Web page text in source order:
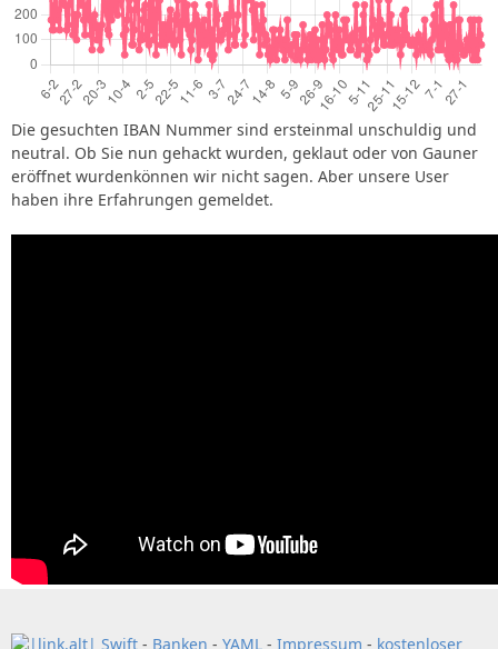
Die gesuchten IBAN Nummer sind ersteinmal unschuldig und
neutral. Ob Sie nun gehackt wurden, geklaut oder von Gauner
eröffnet wurdenkönnen wir nicht sagen. Aber unsere User
haben ihre Erfahrungen gemeldet.
Swift - Banken - YAML - Impressum - kostenloser